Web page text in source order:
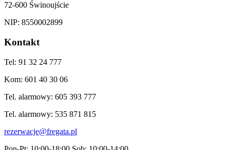
72-600 Świnoujście
NIP: 8550002899
Kontakt
Tel: 91 32 24 777
Kom: 601 40 30 06
Tel. alarmowy: 605 393 777
Tel. alarmowy: 535 871 815
rezerwacje@fregata.pl